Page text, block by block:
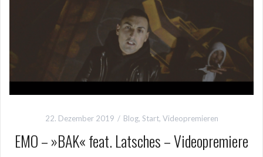
22. Dezember 2019 Blog, Start, Videopremieren
EMO – »BAK« feat. Latsches – Videopremiere